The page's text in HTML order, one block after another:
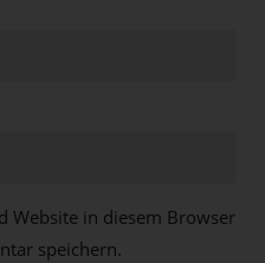
Website in diesem Browser
speichern.